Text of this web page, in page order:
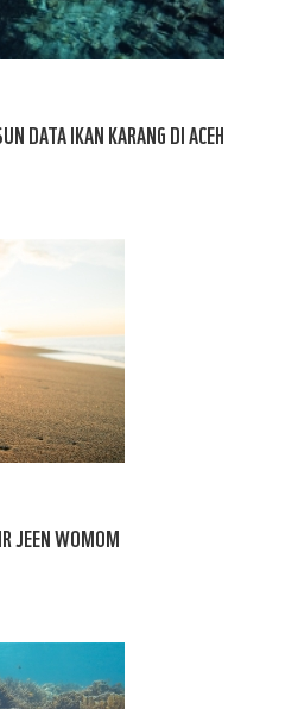
DATA IKAN KARANG DI ACEH
JEEN WOMOM